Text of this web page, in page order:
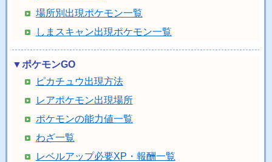
場所別出現ポケモン一覧
しまスキャン出現ポケモン一覧
▼ポケモンGO
ピカチュウ出現方法
レアポケモン出現場所
ポケモンの能力値一覧
わざ一覧
レベルアップ必要XP・報酬一覧